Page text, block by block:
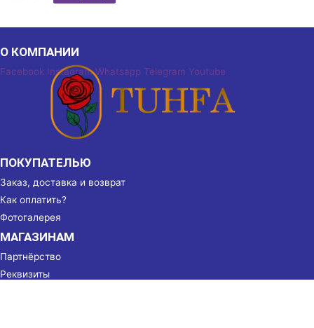
О КОМПАНИИ
Facebook Instagram Whatsapp Telegram Youtube
ПОКУПАТЕЛЬЮ
Заказ, доставка и возврат
Как оплатить?
Фотогалерея
МАГАЗИНАМ
Партнёрство
Реквизиты